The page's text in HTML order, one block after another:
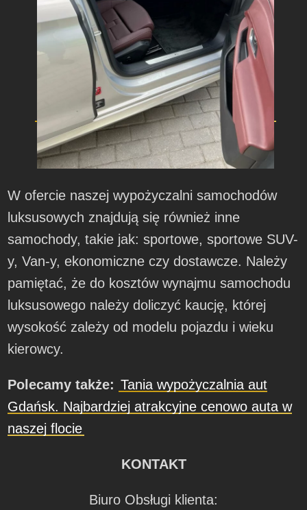
W ofercie naszej wypożyczalni samochodów
luksusowych znajdują się również inne
samochody, takie jak: sportowe, sportowe SUV-
y, Van-y, ekonomiczne czy dostawcze. Należy
pamiętać, że do kosztów wynajmu samochodu
luksusowego należy doliczyć kaucję, której
wysokość zależy od modelu pojazdu i wieku
kierowcy.
Polecamy także: Tania wypożyczalnia aut
Gdańsk. Najbardziej atrakcyjne cenowo auta w
naszej flocie
KONTAKT
Biuro Obsługi klienta: